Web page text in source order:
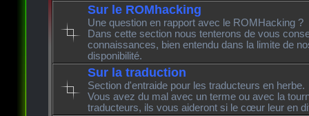
Sur le ROMhacking
Une question en rapport avec le ROMHacking ?
Dans cette section nous tenterons de vous
connaissances, bien entendu dans la limite de
disponibilité.
Sur la traduction
Section d'entraide pour les traducteurs en herbe.
Vous avez du mal avec un terme ou avec la
traducteurs, ils vous aideront si le cœur leur en